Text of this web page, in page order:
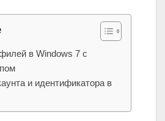
в Windows 7 с
и идентификатора в